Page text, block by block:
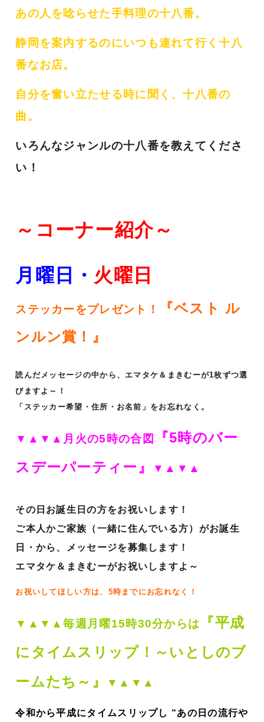
あの人を唸らせた手料理の十八番。
静岡を案内するのにいつも連れて行く十八
番なお店。
自分を奮い立たせる時に聞く、十八番の
曲。
いろんなジャンルの十八番を教えてくださ
い！
～コーナー紹介～
月曜日・ 火曜日
ステッカーをプレゼント！
『ベスト ル
ンルン賞！』
読んだメッセージの中から、エマタケ＆まきむーが1枚ずつ選
びますよ～！
「ステッカー希望・住所・お名前」をお忘れなく。
▼▲▼▲月火の5時の合図
『5時のバー
スデーパーティー』
▼▲▼▲
その日お誕生日の方をお祝いします！
ご本人かご家族（一緒に住んでいる方）がお誕生
日・から、メッセージを募集します！
エマタケ＆まきむーがお祝いしますよ～
お祝いしてほしい方は、5時までにお忘れなく！
▼▲▼▲毎週月曜15時30分からは
『平成
にタイムスリップ！～いとしのブ
ームたち～』
▼▲▼▲
令和から平成にタイムスリップし “あの日の流行や